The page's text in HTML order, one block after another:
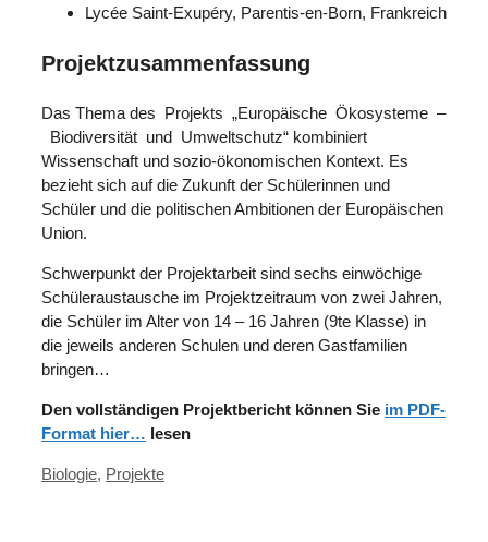
Lycée Saint-Exupéry, Parentis-en-Born, Frankreich
Projektzusammenfassung
Das Thema des Projekts „Europäische Ökosysteme –
Biodiversität und Umweltschutz“ kombiniert
Wissenschaft und sozio-ökonomischen Kontext. Es
bezieht sich auf die Zukunft der Schülerinnen und
Schüler und die politischen Ambitionen der Europäischen
Union.
Schwerpunkt der Projektarbeit sind sechs einwöchige
Schüleraustausche im Projektzeitraum von zwei Jahren,
die Schüler im Alter von 14 – 16 Jahren (9te Klasse) in
die jeweils anderen Schulen und deren Gastfamilien
bringen…
Den vollständigen Projektbericht können Sie im PDF-
Format hier… lesen
Kategorien
Biologie, Projekte